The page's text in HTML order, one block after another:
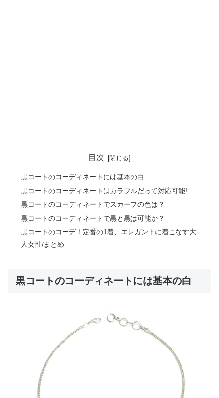
目次
黒コートのコーディネートには基本の白
黒コートのコーディネートはカラフルだって対応可能!
黒コートのコーディネートでスカーフの色は？
黒コートのコーディネートで黒と黒は可能か？
黒コートのコーデ！定番の1着、エレガントに着こなす大
人女性/まとめ
黒コートのコーディネートには基本の白